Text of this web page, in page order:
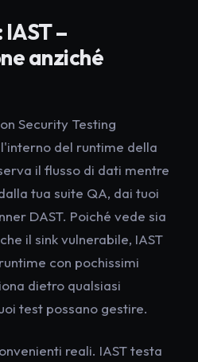
–
anziché
Security Testing
del runtime della
il flusso di dati mentre
tua suite QA, dai tuoi
DAST. Poiché vede sia
il sink vulnerabile, IAST
con pochissimi
dietro qualsiasi
test possano gestire.
reali. IAST testa